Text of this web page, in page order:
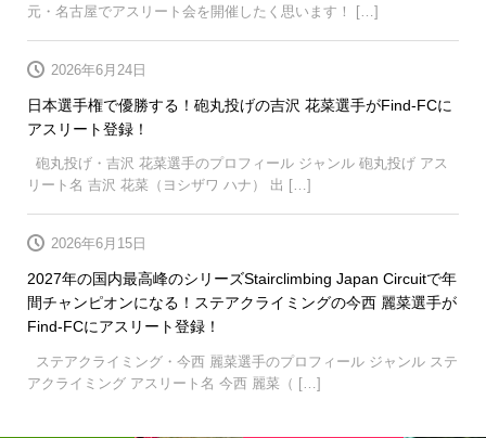
元・名古屋でアスリート会を開催したく思います！ […]
日本選手権で優勝する！砲丸投げの吉沢 花菜選手がFind-FCに
アスリート登録！
2026年6月24日
砲丸投げ・吉沢 花菜選手のプロフィール ジャンル 砲丸投げ アス
リート名 吉沢 花菜（ヨシザワ ハナ） 出 […]
2027年の国内最高峰のシリーズStairclimbing Japan Circuitで年
間チャンピオンになる！ステアクライミングの今西 麗菜選手が
Find-FCにアスリート登録！
2026年6月15日
ステアクライミング・今西 麗菜選手のプロフィール ジャンル ステ
アクライミング アスリート名 今西 麗菜（ […]